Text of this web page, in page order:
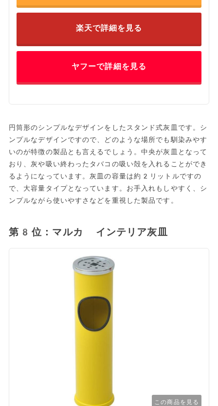
楽天で詳細を見る
ヤフーで詳細を見る
円筒形のシンプルなデザインをしたスタンド式灰皿です。シ
ンプルなデザインですので、どのような場所でも馴染みやす
いのが特徴の製品とも言えるでしょう。中央が灰皿となって
おり、灰や吸い終わったタバコの吸い殻を入れることができ
るようになっています。灰皿の容量は約2リットルですの
で、大容量タイプとなっています。お手入れもしやすく、シ
ンプルながら使いやすさなどを重視した製品です。
第8位：マルカ インテリア灰皿
この商品を見る